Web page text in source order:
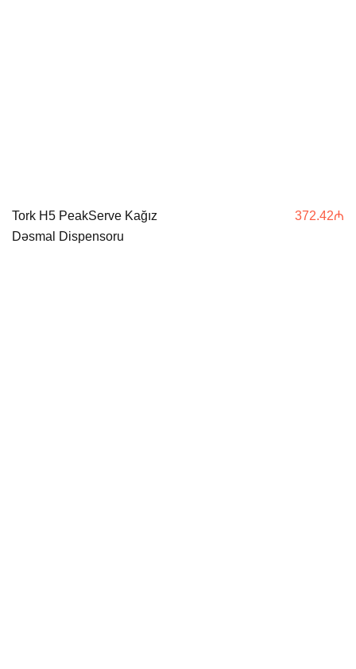
Tork H5 PeakServe Kağız
Dəsmal Dispensoru
372.42₼